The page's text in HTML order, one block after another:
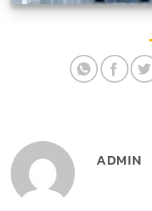
ADMIN